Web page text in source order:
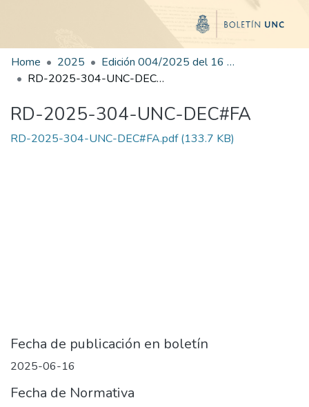
Home 2025
Edición 004/2025 del 16 de junio de 2025
RD-2025-304-UNC-DEC#FA
RD-2025-304-UNC-DEC#FA
RD-2025-304-UNC-DEC#FA.pdf(133.7 KB)
Fecha de publicación en boletín
2025-06-16
Fecha de Normativa